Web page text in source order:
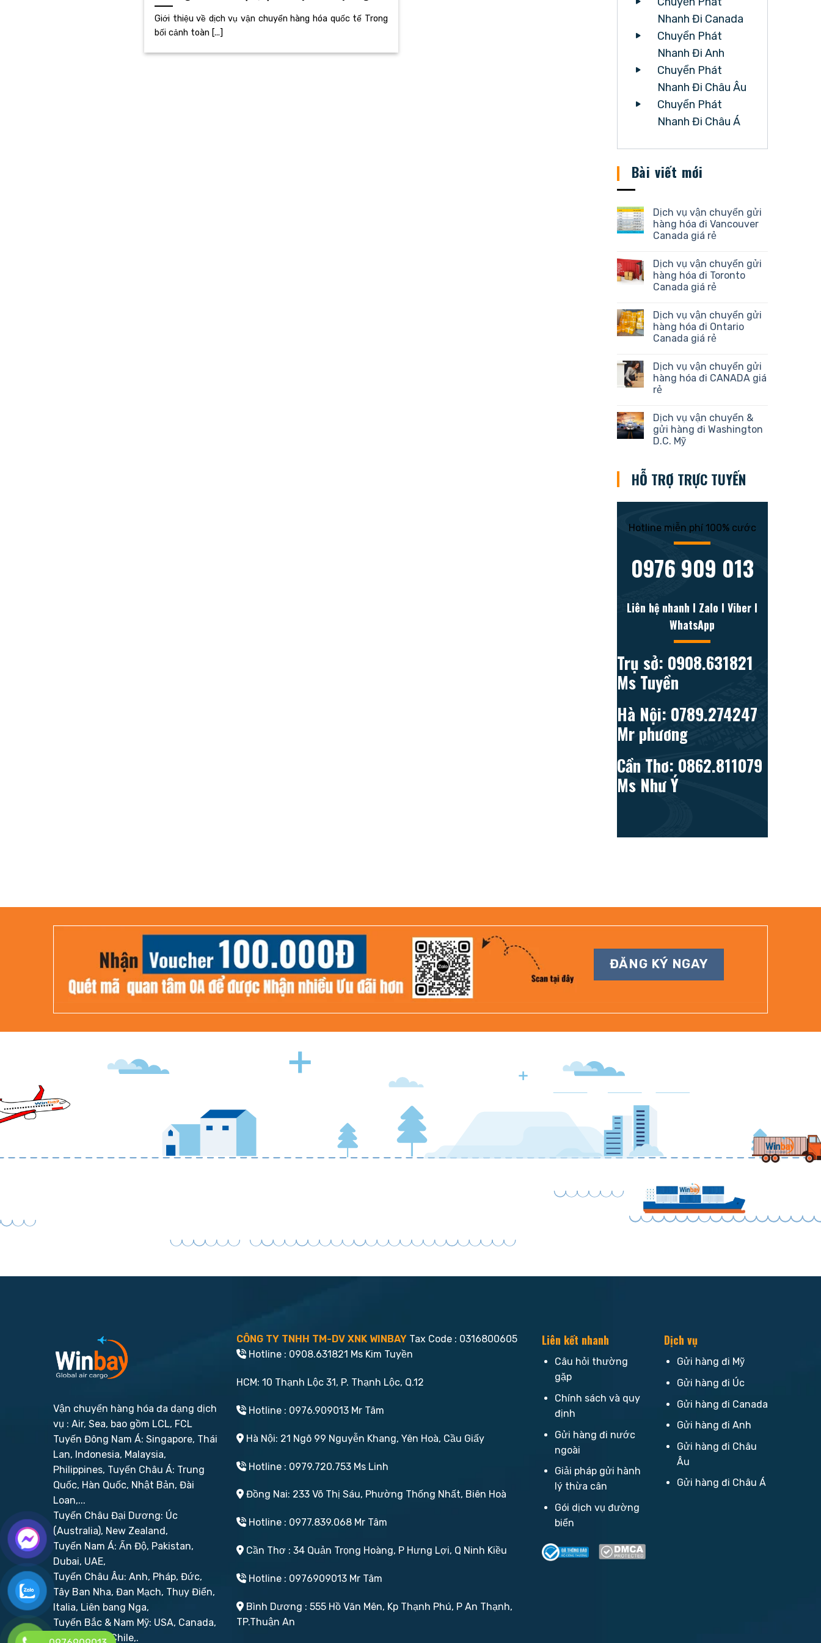
Giới thiệu về dịch vụ vận chuyển hàng hóa quốc tế Trong
bối cảnh toàn [...]
Nhanh Đi Canada
Chuyển Phát
Nhanh Đi Anh
Chuyển Phát
Nhanh Đi Châu Âu
Chuyển Phát
Nhanh Đi Châu Á
Bài viết mới
Dịch vụ vận chuyển gửi
hàng hóa đi Vancouver
Canada giá rẻ
Dịch vụ vận chuyển gửi
hàng hóa đi Toronto
Canada giá rẻ
Dịch vụ vận chuyển gửi
hàng hóa đi Ontario
Canada giá rẻ
Dịch vụ vận chuyển gửi
hàng hóa đi CANADA giá
rẻ
Dịch vụ vận chuyển &
gửi hàng đi Washington
D.C. Mỹ
HỖ TRỢ TRỰC TUYẾN
Hotline miễn phí 100% cước
0976 909 013
Liên hệ nhanh l Zalo l Viber l
WhatsApp
Trụ sở: 0908.631821
Ms Tuyền
Hà Nội: 0789.274247
Mr phương
Cần Thơ: 0862.811079
Ms Như Ý
ĐĂNG KÝ NGAY
Vận chuyển hàng hóa đa dạng dịch
vụ : Air, Sea, bao gồm LCL, FCL
Tuyến Đông Nam Á: Singapore, Thái
Lan, Indonesia, Malaysia,
Philippines, Tuyến Châu Á: Trung
Quốc, Hàn Quốc, Nhật Bản, Đài
Loan,...
Tuyến Châu Đại Dương: Úc
(Australia), New Zealand,
Tuyến Nam Á: Ấn Độ, Pakistan,
Dubai, UAE,
Tuyến Châu Âu: Anh, Pháp, Đức,
Tây Ban Nha, Đan Mạch, Thụy Điển,
Italia, Liên bang Nga,
Tuyến Bắc & Nam Mỹ: USA, Canada,
Brazil, Peru, Chile,.
CÔNG TY TNHH TM-DV XNK WINBAY Tax Code : 0316800605
Hotline : 0908.631821 Ms Kim Tuyền
HCM: 10 Thạnh Lộc 31, P. Thạnh Lộc, Q.12
Hotline : 0976.909013 Mr Tâm
Hà Nội: 21 Ngõ 99 Nguyễn Khang, Yên Hoà, Cầu Giấy
Hotline : 0979.720.753 Ms Linh
Đồng Nai: 233 Võ Thị Sáu, Phường Thống Nhất, Biên Hoà
Hotline : 0977.839.068 Mr Tâm
Cần Thơ : 34 Quản Trọng Hoàng, P Hưng Lợi, Q Ninh Kiều
Hotline : 0976909013 Mr Tâm
Bình Dương : 555 Hồ Văn Mên, Kp Thạnh Phú, P An Thạnh,
TP.Thuận An
Liên kết nhanh
Câu hỏi thường
gặp
Chính sách và quy
định
Gửi hàng đi nước
ngoài
Giải pháp gửi hành
lý thừa cân
Gói dịch vụ đường
biển
Dịch vụ
Gửi hàng đi Mỹ
Gửi hàng đi Úc
Gửi hàng đi Canada
Gửi hàng đi Anh
Gửi hàng đi Châu
Âu
Gửi hàng đi Châu Á